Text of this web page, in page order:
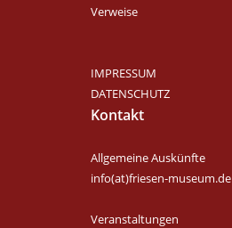
Verweise
IMPRESSUM
DATENSCHUTZ
Kontakt
Allgemeine Auskünfte
info(at)friesen-museum.de
Veranstaltungen